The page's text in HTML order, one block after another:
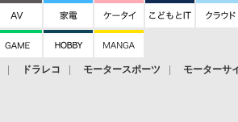
ドラレコ モータースポーツ モーターサ